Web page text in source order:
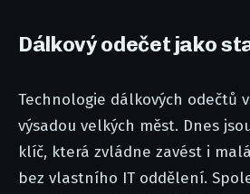
Dálkový odečet jako
Technologie dálkových odečtů
výsadou velkých měst. Dnes
klíč, která zvládne zavést i
bez vlastního IT oddělení.